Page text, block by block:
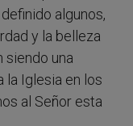
algunos,
y la belleza
siendo una
la Iglesia en los
al Señor esta